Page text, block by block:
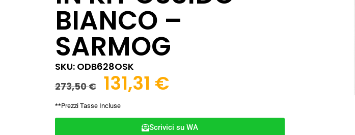
BIANCO –
SARMOG
SKU: ODB628OSK
273,50€ 131,31 €
**Prezzi Tasse Incluse
Scrivici su WA